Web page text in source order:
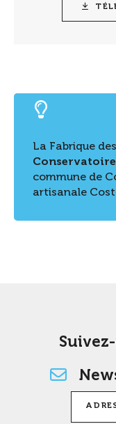
La Fabrique
Conservatoire
commune de
artisanale